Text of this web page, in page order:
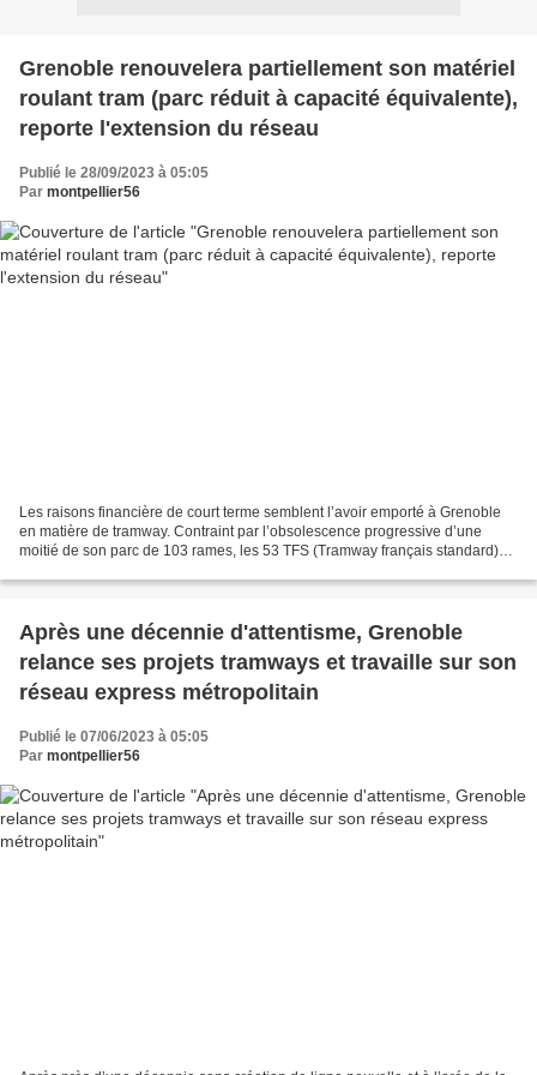
Grenoble renouvelera partiellement son matériel
roulant tram (parc réduit à capacité équivalente),
reporte l'extension du réseau
Publié le 28/09/2023 à 05:05
Par montpellier56
Les raisons financière de court terme semblent l’avoir emporté à Grenoble
en matière de tramway. Contraint par l’obsolescence progressive d’une
moitié de son parc de 103 rames, les 53 TFS (Tramway français standard)
Après une décennie d'attentisme, Grenoble
relance ses projets tramways et travaille sur son
réseau express métropolitain
Publié le 07/06/2023 à 05:05
Par montpellier56